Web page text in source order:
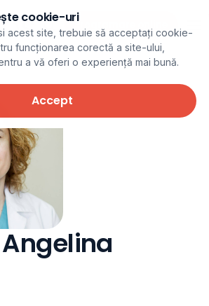
Programare online
cookie-uri
acest site, trebuie să acceptați cookie-
funcționarea corectă a site-ului,
a vă oferi o experiență mai bună.
Accept